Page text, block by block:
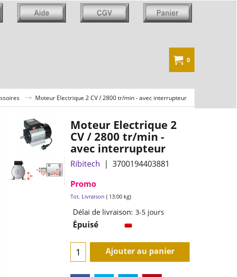
0
Moteur Electrique 2 CV / 2800 tr/min - avec interrupteur
Moteur Electrique 2
CV / 2800 tr/min -
avec interrupteur
Ribitech
3700194403881
Promo
€149.00 TTC
Tot. Livraison
13.00kg
Délai de livraison:
Épuisé